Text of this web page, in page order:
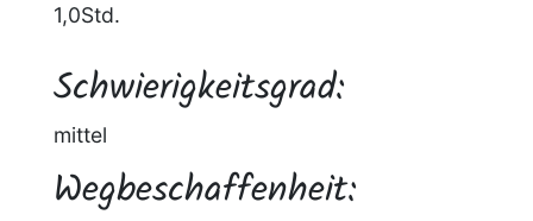
1,0Std.
Schwierigkeitsgrad:
mittel
Wegbeschaffenheit: